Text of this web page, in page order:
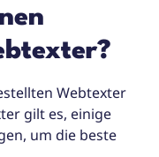
Webtexter
gilt es, einige
um die beste